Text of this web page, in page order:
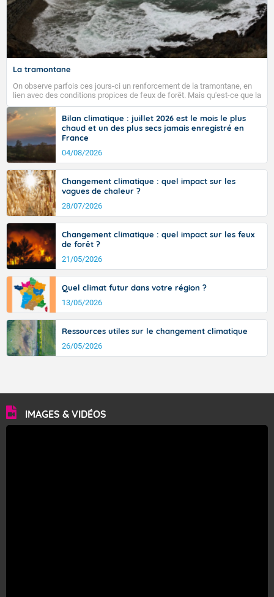
La tramontane
On observe parfois ces jours-ci un renforcement de la tramontane, en
lien avec des conditions propices de feux de forêt. Mais qu'est-ce que la
tramontane ? Quelles sont ses caractéristiques ? La tramontane est un
vent turbulent soufflant de secteur nord-ouest à nord, ou ouest à nord-
ouest, dans un secteur qui part du Roussillon à la vallée de l’Aude et à
l’ouest de l’Hérault. L’étymologie de ce vent vient du latin trasmontanus,
signifiant au-delà des monts, en allusion aux régions montagneuses
d’où provient ce vent.
Bilan climatique : juillet 2026 est le mois le plus
chaud et un des plus secs jamais enregistré en
France
04/08/2026
Changement climatique : quel impact sur les
vagues de chaleur ?
28/07/2026
Changement climatique : quel impact sur les feux
de forêt ?
21/05/2026
Quel climat futur dans votre région ?
13/05/2026
Ressources utiles sur le changement climatique
26/05/2026
IMAGES & VIDÉOS